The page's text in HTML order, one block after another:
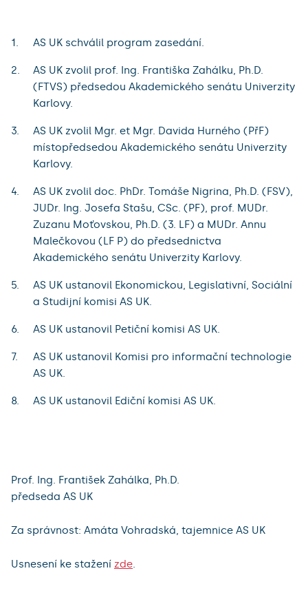
AS UK schválil program zasedání.
AS UK zvolil prof. Ing. Františka Zahálku, Ph.D.
(FTVS) předsedou Akademického senátu Univerzity
Karlovy.
AS UK zvolil Mgr. et Mgr. Davida Hurného (PřF)
místopředsedou Akademického senátu Univerzity
Karlovy.
AS UK zvolil doc. PhDr. Tomáše Nigrina, Ph.D. (FSV),
JUDr. Ing. Josefa Stašu, CSc. (PF), prof. MUDr.
Zuzanu Moťovskou, Ph.D. (3. LF) a MUDr. Annu
Malečkovou (LF P) do předsednictva
Akademického senátu Univerzity Karlovy.
AS UK ustanovil Ekonomickou, Legislativní, Sociální
a Studijní komisi AS UK.
AS UK ustanovil Petiční komisi AS UK.
AS UK ustanovil Komisi pro informační technologie
AS UK.
AS UK ustanovil Ediční komisi AS UK.
Prof. Ing. František Zahálka, Ph.D.
předseda AS UK
Za správnost: Amáta Vohradská, tajemnice AS UK
Usnesení ke stažení zde